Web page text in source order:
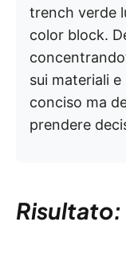
trench verde
color block.
sui materiali
conciso ma
prendere
Risultato: